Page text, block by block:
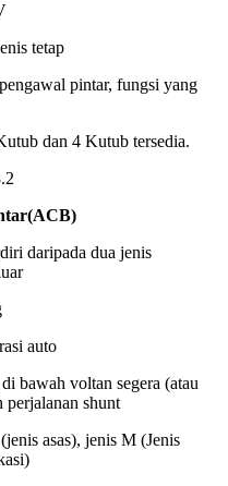
tetap
pintar, fungsi yang
dan 4 Kutub tersedia.
daripada dua jenis
auto
bawah voltan segera (atau
perjalanan shunt
asas), jenis M (Jenis